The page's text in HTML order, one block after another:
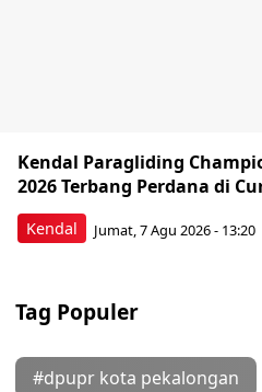
Kendal
Kendal Paragliding
2026 Terbang Perdana di
Jumat, 7 Agu 2026 - 13:20
Tag Populer
#dpupr kota pekalongan